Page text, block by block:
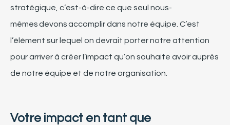
stratégique, c’est-à-dire ce que seul nous-
mêmes devonsaccomplir dans notre équipe. C’est
l’élément sur lequel on devrait porter notre attention
pour arriver à créer l’impact qu’on souhaite avoirauprès
de notre équipe et de notre organisation.
Votre impact en tant que